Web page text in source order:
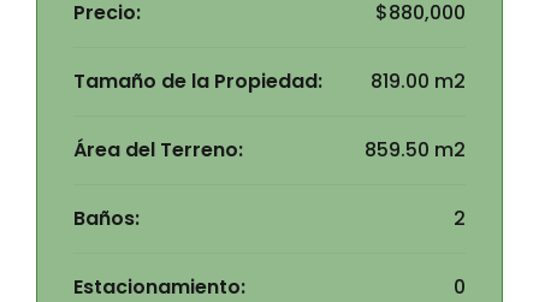
Precio: $880,000
Tamaño de la Propiedad: 819.00 m2
Área del Terreno: 859.50 m2
Baños: 2
Estacionamiento: 0